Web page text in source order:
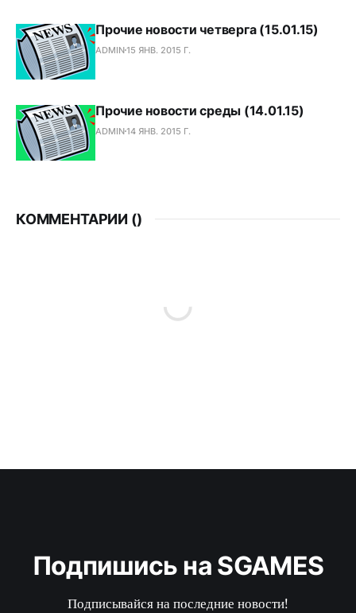
Прочие новости четверга (15.01.15)
ADMIN15 ЯНВ. 2015 Г.
Прочие новости среды (14.01.15)
ADMIN14 ЯНВ. 2015 Г.
КОММЕНТАРИИ ()
Подпишись на SGAMES
Подписывайся на последние новости!